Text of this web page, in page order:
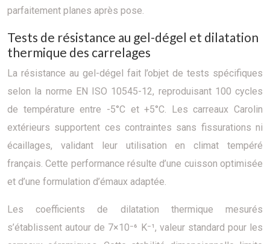
parfaitement planes après pose.
Tests de résistance au gel-dégel et dilatation
thermique des carrelages
La résistance au gel-dégel fait l’objet de tests spécifiques
selon la norme EN ISO 10545-12, reproduisant 100 cycles
de température entre -5°C et +5°C. Les carreaux Carolin
extérieurs supportent ces contraintes sans fissurations ni
écaillages, validant leur utilisation en climat tempéré
français. Cette performance résulte d’une cuisson optimisée
et d’une formulation d’émaux adaptée.
Les coefficients de dilatation thermique mesurés
s’établissent autour de 7×10⁻⁶ K⁻¹, valeur standard pour les